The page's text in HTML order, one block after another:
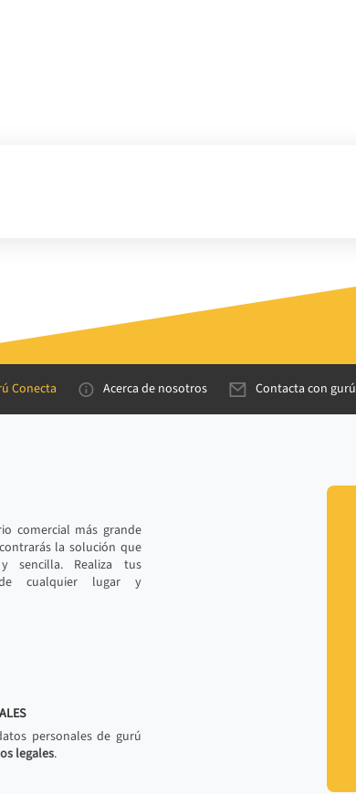
Conecta Acerca de nosotros Contacta con gurú
comercial más grande
la solución que
sencilla. Realiza tus
cualquier lugar y
personales de gurú
legales.